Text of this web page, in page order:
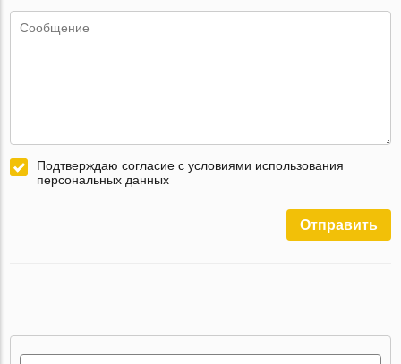
Подтверждаю согласие с условиями использования
персональных данных
Отправить